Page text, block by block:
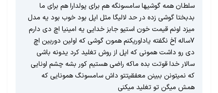
سلطان همه گوشیها سامسونگه هم برای پولدارا هم برای ما
بدبختا گوشی زده در حد لالیگا مثل اپل بود خوب بود یه مدل
میزد اونم قیمت خون استیو جابز خدایی یه امینیا اچ دی دارم
7ساله آخ نگفته یاداوریکنم همون گوشی که اولین دوربین اچ
دی رو داشت همونی که اپل از روش تغلید کرد یدونه باشی
سالار خدا قوتت بده ماکه راضی هستیم کور بشه چشم اونایی
که نمیتونن ببینن معفقیتتو داش سامسونگ همونایی که
همش میگن تو تغلید میکنی